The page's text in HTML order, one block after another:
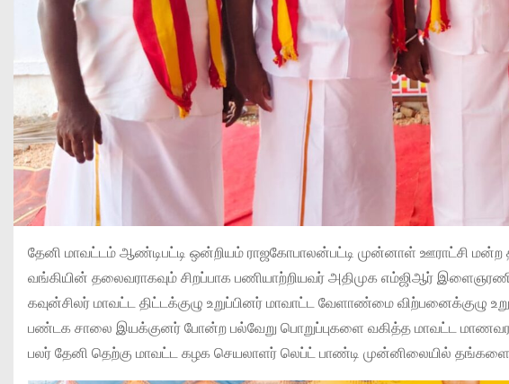
தேனி மாவட்டம் ஆண்டிபட்டி ஒன்றியம் ராஜகோபாலன்பட்டி முன்னாள் ஊராட்சி
வங்கியின் தலைவராகவும் சிறப்பாக பணியாற்றியவர் அதிமுக எம்ஜிஆர்
கவுன்சிலர் மாவட்ட திட்டக்குழு உறுப்பினர் மாவாட்ட வேளாண்மை விற்பனைக்குழு
பண்டக சாலை இயக்குனர் போன்ற பல்வேறு பொறுப்புகளை வகித்த மாவட்ட
பலர் தேனி தெற்கு மாவட்ட கழக செயலாளர் லெப்ட் பாண்டி முன்னிலையில்